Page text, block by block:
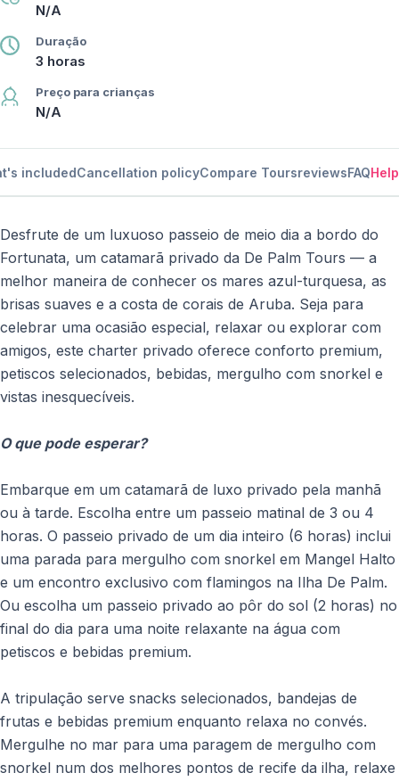
N/A
Duração
3 horas
Preço para crianças
N/A
includedCancellation policyCompare ToursreviewsFAQHelp
Desfrute de um luxuoso passeio de meio dia a bordo do
Fortunata, um catamarã privado da De Palm Tours — a
melhor maneira de conhecer os mares azul-turquesa, as
brisas suaves e a costa de corais de Aruba. Seja para
celebrar uma ocasião especial, relaxar ou explorar com
amigos, este charter privado oferece conforto premium,
petiscos selecionados, bebidas, mergulho com snorkel e
vistas inesquecíveis.
O que pode esperar?
Embarque em um catamarã de luxo privado pela manhã
ou à tarde. Escolha entre um passeio matinal de 3 ou 4
horas. O passeio privado de um dia inteiro (6 horas) inclui
uma parada para mergulho com snorkel em Mangel Halto
e um encontro exclusivo com flamingos na Ilha De Palm.
Ou escolha um passeio privado ao pôr do sol (2 horas) no
final do dia para uma noite relaxante na água com
petiscos e bebidas premium.
A tripulação serve snacks selecionados, bandejas de
frutas e bebidas premium enquanto relaxa no convés.
Mergulhe no mar para uma paragem de mergulho com
snorkel num dos melhores pontos de recife da ilha, relaxe